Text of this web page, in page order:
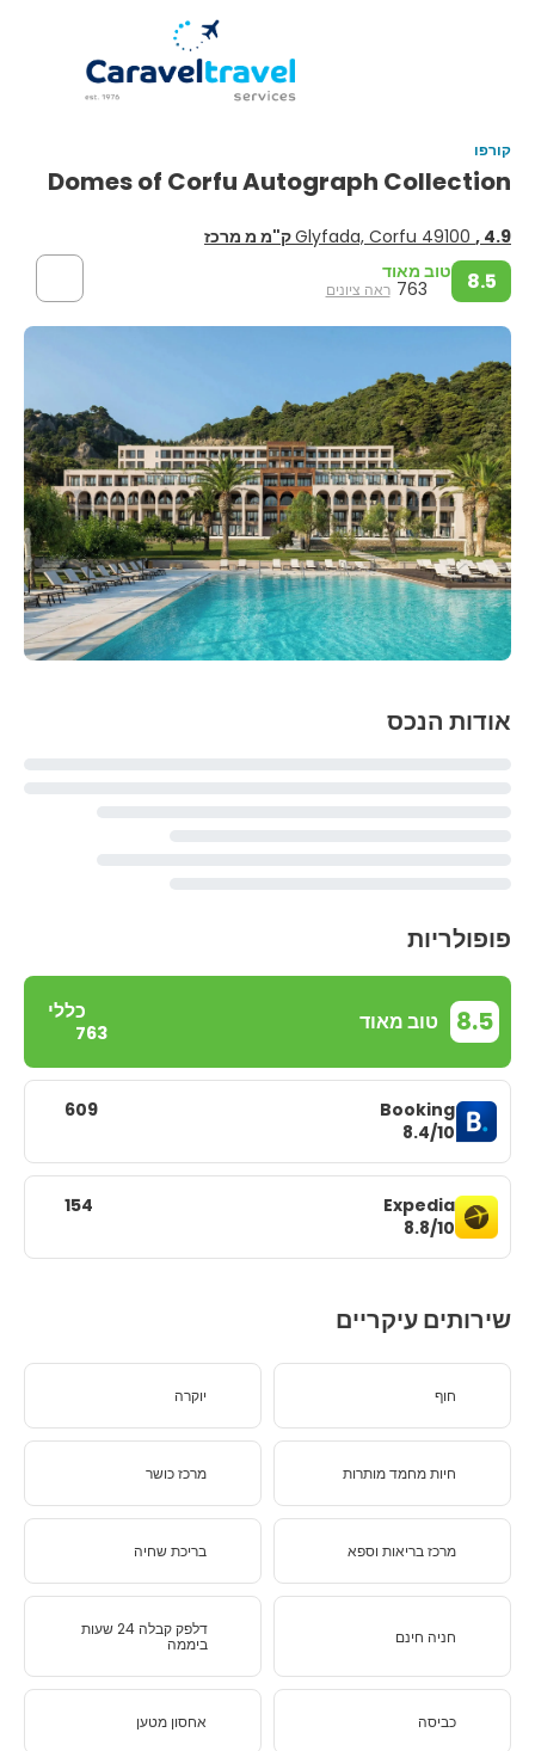
קורפו
Domes of Corfu Autograph Collection
Glyfada, Corfu 49100 , 4.9 ק"מ מ מרכז
8.5 טוב מאוד
763 ראה ציונים
אודות הנכס
פופולריות
8.5 טוב מאוד כללי
763
Booking
8.4/10
609
Expedia
8.8/10
154
שירותים עיקריים
חוף יוקרה
חיות מחמד מותרות מרכז כושר
מרכז בריאות וספא בריכת שחיה
חניה חינם דלפק קבלה 24 שעות
ביממה
כביסה אחסון מטען